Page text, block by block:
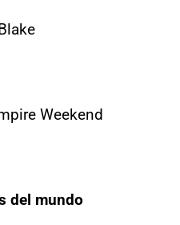
Weekend
del mundo